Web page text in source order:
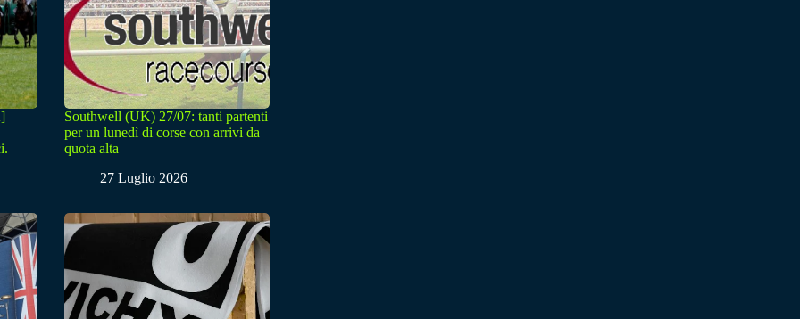
Southwell (UK) 27/07: tanti partenti
per un lunedì di corse con arrivi da
quota alta
27 Luglio 2026